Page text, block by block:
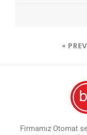
«
Firmamız Otomat